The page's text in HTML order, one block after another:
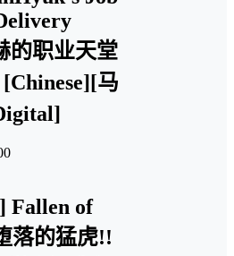
的职业天堂
马
Fallen of
落的猛虎!!